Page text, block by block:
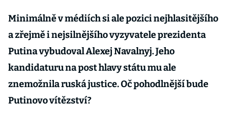
Minimálně v médiích si ale pozici nejhlasitějšího
a zřejmě i nejsilnějšího vyzyvatele prezidenta
Putina vybudoval Alexej Navalnyj. Jeho
kandidaturu na post hlavy státu mu ale
znemožnila ruská justice. Oč pohodlnější bude
Putinovo vítězství?